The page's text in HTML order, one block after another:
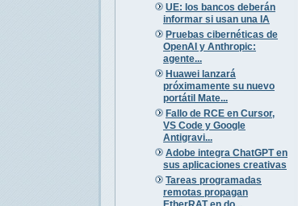
UE: los bancos deberán
informar si usan una IA
Pruebas cibernéticas de
OpenAI y Anthropic:
agente...
Huawei lanzará
próximamente su nuevo
portátil Mate...
Fallo de RCE en Cursor,
VS Code y Google
Antigravi...
Adobe integra ChatGPT en
sus aplicaciones creativas
Tareas programadas
remotas propagan